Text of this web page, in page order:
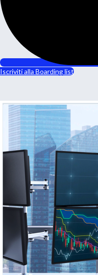
Iscriviti alla Boarding list